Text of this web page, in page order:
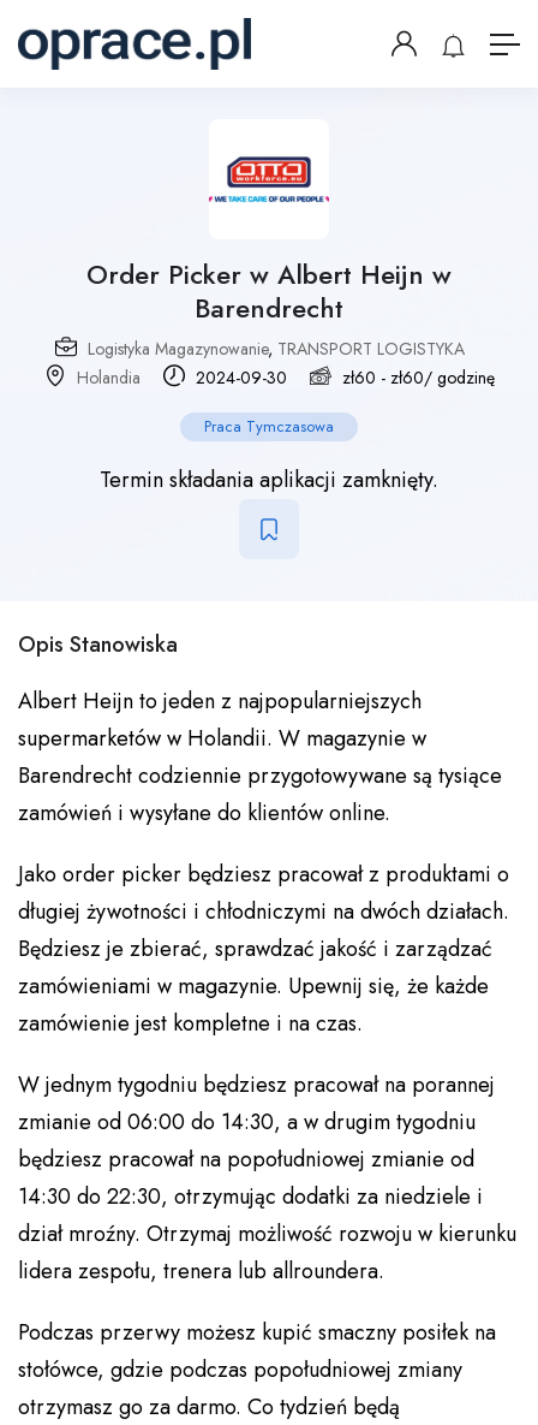
Order Picker w Albert Heijn w
Barendrecht
Logistyka Magazynowanie, TRANSPORT LOGISTYKA
Holandia
2024-09-30 zł60 - zł60/ godzinę
Praca Tymczasowa
Termin składania aplikacji zamknięty.
Opis Stanowiska
Albert Heijn to jeden z najpopularniejszych
supermarketów w Holandii. W magazynie w
Barendrecht codziennie przygotowywane są tysiące
zamówień i wysyłane do klientów online.
Jako order picker będziesz pracował z produktami o
długiej żywotności i chłodniczymi na dwóch działach.
Będziesz je zbierać, sprawdzać jakość i zarządzać
zamówieniami w magazynie. Upewnij się, że każde
zamówienie jest kompletne i na czas.
W jednym tygodniu będziesz pracował na porannej
zmianie od 06:00 do 14:30, a w drugim tygodniu
będziesz pracował na popołudniowej zmianie od
14:30 do 22:30, otrzymując dodatki za niedziele i
dział mroźny. Otrzymaj możliwość rozwoju w kierunku
lidera zespołu, trenera lub allroundera.
Podczas przerwy możesz kupić smaczny posiłek na
stołówce, gdzie podczas popołudniowej zmiany
otrzymasz go za darmo. Co tydzień będą